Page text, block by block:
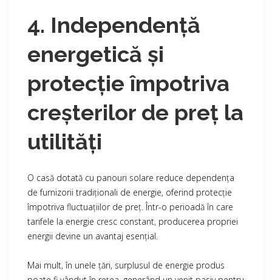
4. Independență
energetică și
protecție împotriva
creșterilor de preț la
utilități
O casă dotată cu panouri solare reduce dependența
de furnizorii tradiționali de energie, oferind protecție
împotriva fluctuațiilor de preț. Într-o perioadă în care
tarifele la energie cresc constant, producerea propriei
energii devine un avantaj esențial.
Mai mult, în unele țări, surplusul de energie produs